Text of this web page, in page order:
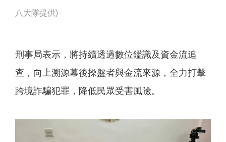
八大隊提供)
刑事局表示，將持續透過數位鑑識及資金流追
查，向上溯源幕後操盤者與金流來源，全力打擊
跨境詐騙犯罪，降低民眾受害風險。